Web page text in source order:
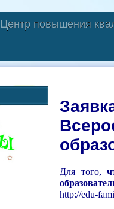
Центр повышения
Для того,
http://edu-